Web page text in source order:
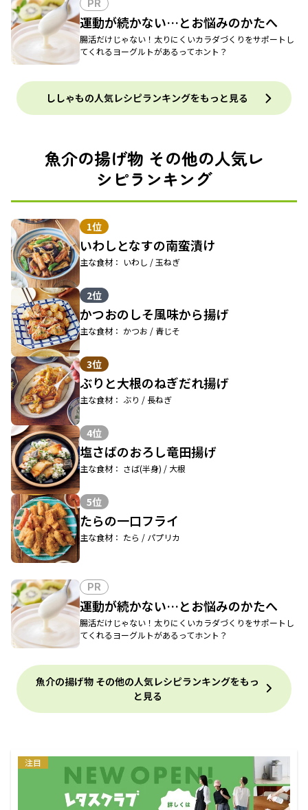
PR
運動が続かない…とお悩みのかたへ
腸活だけじゃない！太りにくいカラダづくりをサポートし
てくれるヨーグルトがあるってホント？
ししゃもの人気レシピランキングをもっと見る
魚介の揚げ物 その他の人気レ
シピランキング
1位
いわしとなすの南蛮漬け
主な食材： いわし / 玉ねぎ
2位
かつおのしそ風味から揚げ
主な食材： かつお / 青じそ
3位
ぶりと大根のねぎだれ揚げ
主な食材： ぶり / 長ねぎ
4位
塩さばのおろし竜田揚げ
主な食材： さば(半身) / 大根
5位
たらの一口フライ
主な食材： たら / パプリカ
PR
運動が続かない…とお悩みのかたへ
腸活だけじゃない！太りにくいカラダづくりをサポートし
てくれるヨーグルトがあるってホント？
魚介の揚げ物 その他の人気レシピランキングをもっ
と見る
注目